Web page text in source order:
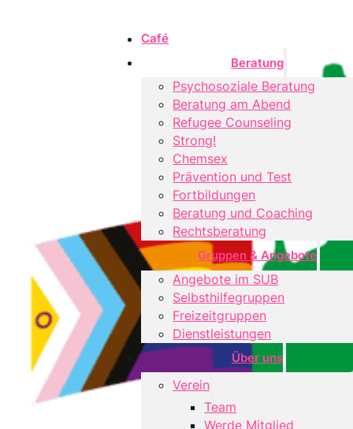
Café
Beratung
Psychosoziale Beratung
Beratung am Abend
Refugee Counseling
Strong!
Chemsex
Prävention und Test
Fortbildungen
Beratung und Coaching
Rechtsberatung
Gruppen & Angebote
Angebote im SUB
Selbsthilfegruppen
Freizeitgruppen
Dienstleistungen
Über uns
Verein
Team
Werde Mitglied